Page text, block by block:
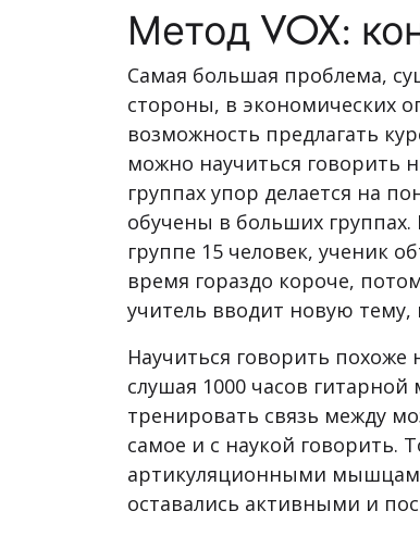
Метод VOX:
Самая большая проблема,
стороны, в экономических
возможность предлагать
можно научиться говорить
группах упор делается на
обучены в больших группах.
группе 15 человек, ученик
время гораздо короче,
учитель вводит новую
Научиться говорить
слушая 1000 часов
тренировать связь между
самое и с наукой говорить.
артикуляционными
оставались активными и